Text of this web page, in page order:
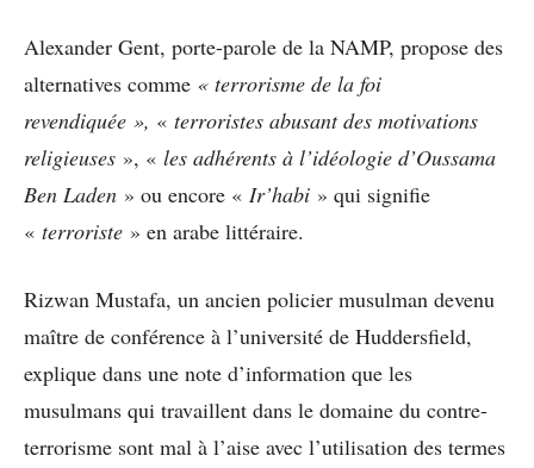
Alexander Gent, porte-parole de la NAMP, propose des
alternatives comme « terrorisme de la foi
revendiquée », « terroristes abusant des motivations
religieuses », « les adhérents à l’idéologie d’Oussama
Ben Laden » ou encore « Ir’habi » qui signifie
« terroriste » en arabe littéraire.
Rizwan Mustafa, un ancien policier musulman devenu
maître de conférence à l’université de Huddersfield,
explique dans une note d’information que les
musulmans qui travaillent dans le domaine du contre-
terrorisme sont mal à l’aise avec l’utilisation des termes